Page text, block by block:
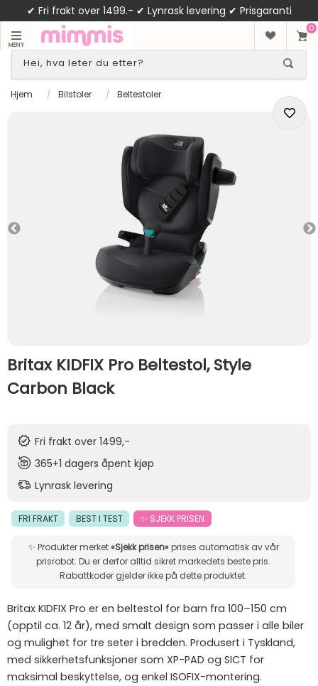
✔ Fri frakt over 1499.- ✔ Lynrask levering ✔ Prisgaranti
MENY
0
Hjem / Bilstoler / Beltestoler
Britax KIDFIX Pro Beltestol, Style
Carbon Black
Fri frakt over 1499,-
365+1 dagers åpent kjøp
Lynrask levering
FRI FRAKT BEST I TEST ✨ SJEKK PRISEN
✨ Produkter merket«Sjekk prisen»prises automatisk av vår
prisrobot. Du er derfor alltid sikret markedets beste pris.
Rabattkoder gjelder ikke på dette produktet.
Britax KIDFIX Pro er en beltestol for barn fra 100–150 cm
(opptil ca. 12 år), med smalt design som passer i alle biler
og mulighet for tre seter i bredden. Produsert i Tyskland,
med sikkerhetsfunksjoner som XP-PAD og SICT for
maksimal beskyttelse, og enkel ISOFIX-montering.